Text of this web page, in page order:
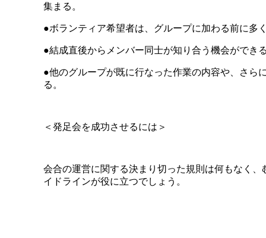
集まる。
●ボランティア希望者は、グループに加わる前に多
●結成直後からメンバー同士が知り合う機会ができ
●他のグループが既に行なった作業の内容や、さら
る。
＜発足会を成功させるには＞
会合の運営に関する決まり切った規則は何もなく
イドラインが役に立つでしょう。